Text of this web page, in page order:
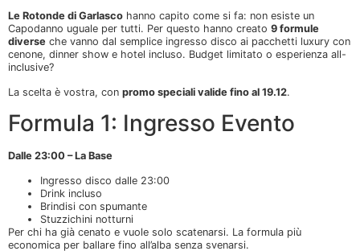
Le Rotonde di Garlasco hanno capito come si fa: non esiste un
Capodanno uguale per tutti. Per questo hanno creato 9 formule
diverse che vanno dal semplice ingresso disco ai pacchetti luxury con
cenone, dinner show e hotel incluso. Budget limitato o esperienza all-
inclusive?
La scelta è vostra, con promo speciali valide fino al 19.12.
Formula 1: Ingresso Evento
Dalle 23:00 – La Base
Ingresso disco dalle 23:00
Drink incluso
Brindisi con spumante
Stuzzichini notturni
Per chi ha già cenato e vuole solo scatenarsi. La formula più
economica per ballare fino all’alba senza svenarsi.